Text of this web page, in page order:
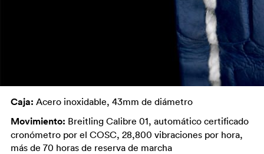
Caja: Acero inoxidable, 43mm de diámetro
Movimiento: Breitling Calibre 01, automático certificado
cronómetro por el COSC, 28,800 vibraciones por hora,
más de 70 horas de reserva de marcha